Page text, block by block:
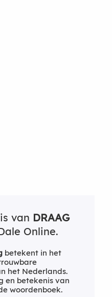
van DRAAG
Online.
betekent in het
het Nederlands.
en betekenis van
woordenboek.